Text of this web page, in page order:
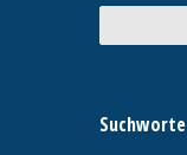
Suchworte